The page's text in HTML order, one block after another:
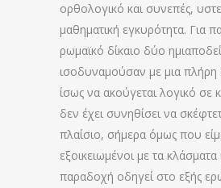
ορθολογικό και συνεπές,
μαθηματική εγκυρότητα. Για
ρωμαϊκό δίκαιο δύο
ισοδυναμούσαν με μια πλήρη
ίσως να ακούγεται λογικό σε
δεν έχει συνηθίσει να
πλαίσιο, σήμερα όμως που
εξοικειωμένοι με τα
παραδοχή οδηγεί στο εξής